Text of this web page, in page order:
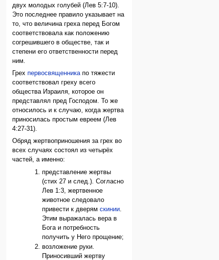
двух молодых голубей (Лев 5:7-10).
Это последнее правило указывает на
то, что величина греха перед Богом
соответствовала как положению
согрешившего в обществе, так и
степени его ответственности перед
ним.
Грехпервосвященникапо тяжести
соответствовал греху всего
общества Израиля, которое он
представлял пред Господом. То же
относилось и к случаю, когда жертва
приносилась простым евреем (Лев
4:27-31).
Обряд жертвоприношения за грех во
всех случаях состоял из четырёх
частей, а именно:
представление жертвы
(стих 27 и след.). Согласно
Лев 1:3, жертвенное
животное следовало
привести к дверямскинии
Этим выражалась вера в
Бога и потребность
получить у Него прощение;
возложение руки.
Приносивший жертву